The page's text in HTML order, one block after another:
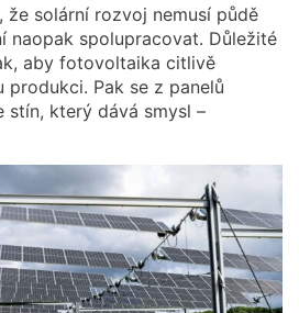
že solární rozvoj nemusí půdě
naopak spolupracovat. Důležité
aby fotovoltaika citlivě
produkci. Pak se z panelů
stín, který dává smysl –